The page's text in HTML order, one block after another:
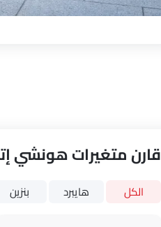
قارن متغيرات هونشي
الكل هايبرد بنزين